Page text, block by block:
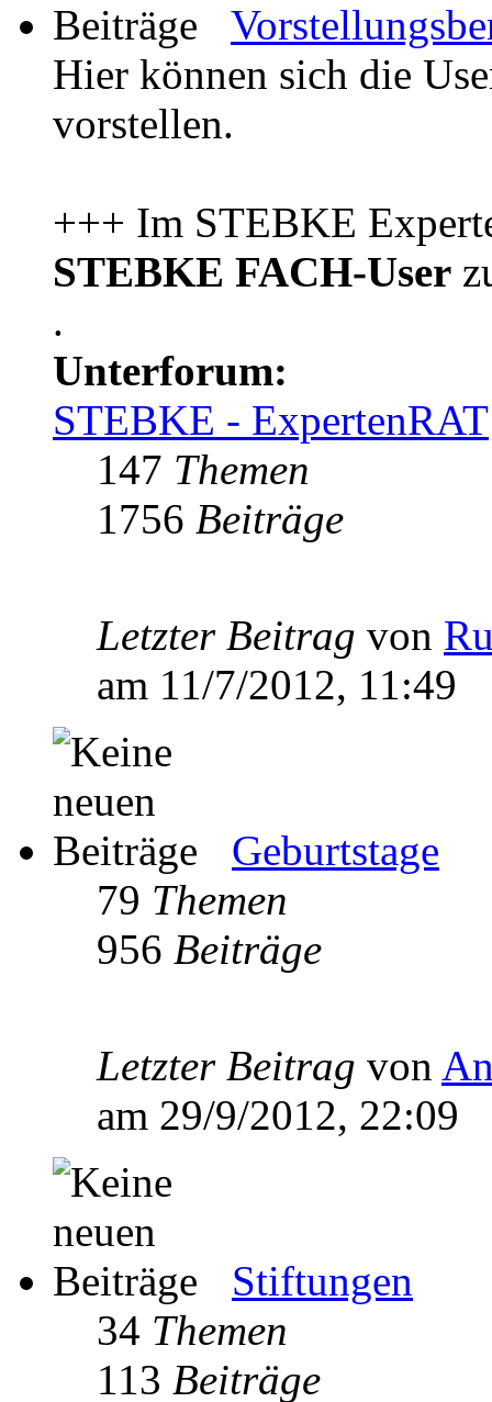
Hier können sich die
vorstellen.
+++ Im STEBKE
STEBKE FACH-User
.
Unterforum:
STEBKE - ExpertenRAT
147 Themen
1756 Beiträge
Letzter Beitrag von
am 11/7/2012, 11:49
Geburtstage
79 Themen
956 Beiträge
Letzter Beitrag von
am 29/9/2012, 22:09
Stiftungen
34 Themen
113 Beiträge